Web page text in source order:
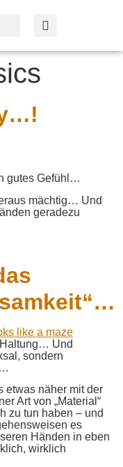
gutes Gefühl…
mächtig… Und
geradezu
Haltung… Und
sondern
etwas näher mit der
Art von „Material“
zu tun haben – und
es
Händen in eben
wirklich